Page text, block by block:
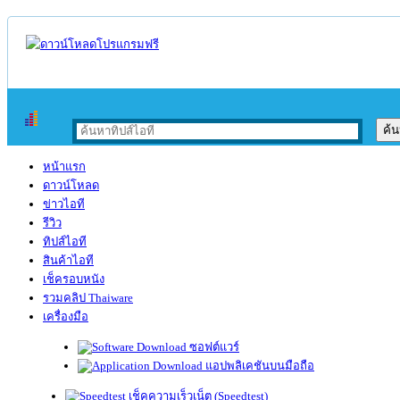
หน้าแรก
ดาวน์โหลด
ข่าวไอที
รีวิว
ทิปส์ไอที
สินค้าไอที
เช็ครอบหนัง
รวมคลิป Thaiware
เครื่องมือ
ซอฟต์แวร์
แอปพลิเคชันบนมือถือ
เช็คความเร็วเน็ต (Speedtest)